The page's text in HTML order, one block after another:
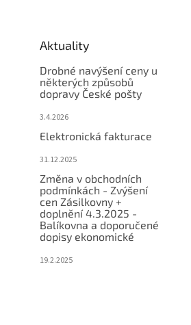
Aktuality
Drobné navýšení ceny u
některých způsobů
dopravy České pošty
3.4.2026
Elektronická fakturace
31.12.2025
Změna v obchodních
podmínkách - Zvýšení
cen Zásilkovny +
doplnění 4.3.2025 -
Balíkovna a doporučené
dopisy ekonomické
19.2.2025